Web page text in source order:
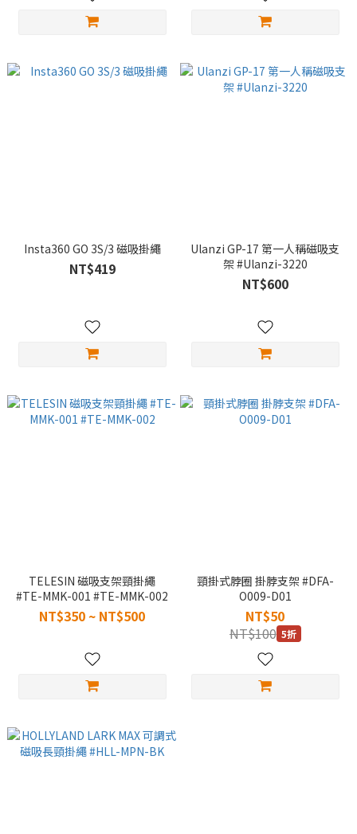
Insta360 GO 3S/3 磁吸掛繩
NT$419
Ulanzi GP-17 第一人稱磁吸支
架 #Ulanzi-3220
NT$600
TELESIN 磁吸支架頸掛繩
#TE-MMK-001 #TE-MMK-002
NT$350 ~ NT$500
頸掛式脖圈 掛脖支架 #DFA-
O009-D01
NT$50
NT$100 5折